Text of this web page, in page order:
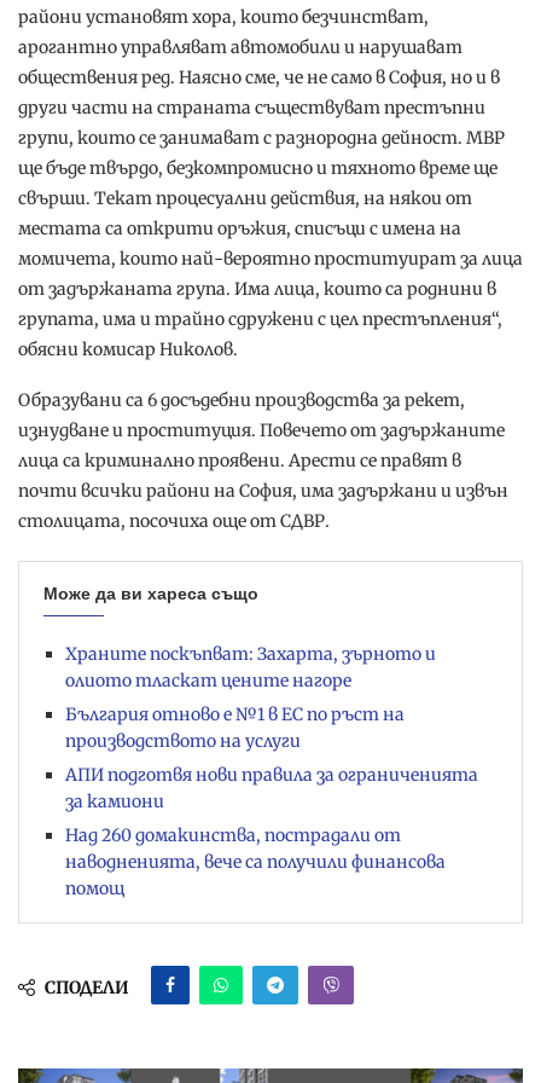
райони установят хора, които безчинстват,
арогантно управляват автомобили и нарушават
обществения ред. Наясно сме, че не само в София, но и в
други части на страната съществуват престъпни
групи, които се занимават с разнородна дейност. МВР
ще бъде твърдо, безкомпромисно и тяхното време ще
свърши. Текат процесуални действия, на някои от
местата са открити оръжия, списъци с имена на
момичета, които най-вероятно проституират за лица
от задържаната група. Има лица, които са роднини в
групата, има и трайно сдружени с цел престъпления“,
обясни комисар Николов.
Образувани са 6 досъдебни производства за рекет,
изнудване и проституция. Повечето от задържаните
лица са криминално проявени. Арести се правят в
почти всички райони на София, има задържани и извън
столицата, посочиха още от СДВР.
Може да ви хареса също
Храните поскъпват: Захарта, зърното и
олиото тласкат цените нагоре
България отново е №1 в ЕС по ръст на
производството на услуги
АПИ подготвя нови правила за ограниченията
за камиони
Над 260 домакинства, пострадали от
наводненията, вече са получили финансова
помощ
СПОДЕЛИ